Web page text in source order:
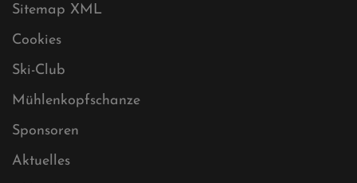
Sitemap XML
Cookies
Ski-Club
Mühlenkopfschanze
Sponsoren
Aktuelles